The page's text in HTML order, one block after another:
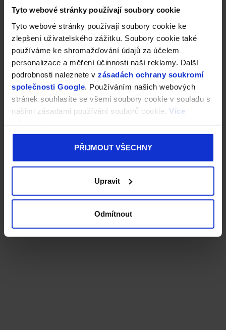
Tyto webové stránky používají soubory cookie
Tyto webové stránky používají soubory cookie ke
zlepšení uživatelského zážitku. Soubory cookie také
používáme ke shromažďování údajů za účelem
personalizace a měření účinnosti naší reklamy. Další
podrobnosti naleznete v zásadách ochrany soukromí
společnosti Google . Používáním našich webových
stránek souhlasíte se všemi soubory cookie v souladu s
našimi zásadami používání souborů cookie. Více
PŘIJMOUT VŠECHNY
Upravit
Odmítnout